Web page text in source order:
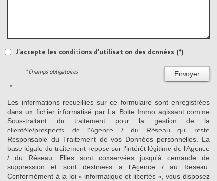
J'accepte les conditions d'utilisation des données (*)
Envoyer
* Champs obligatoires
* :
Les informations recueillies sur ce formulaire sont enregistrées
dans un fichier informatisé par La Boite Immo agissant comme
Sous-traitant du traitement pour la gestion de la
clientèle/prospects de l'Agence / du Réseau qui reste
Responsable du Traitement de vos Données personnelles. La
base légale du traitement repose sur l'intérêt légitime de l'Agence
/ du Réseau. Elles sont conservées jusqu'à demande de
suppression et sont destinées à l'Agence / au Réseau.
Conformément à la loi « informatique et libertés », vous disposez